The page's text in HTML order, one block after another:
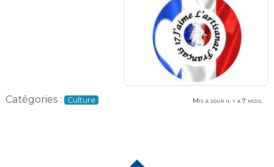
Catégories : Culture Mis à jour il y a 7 mois.